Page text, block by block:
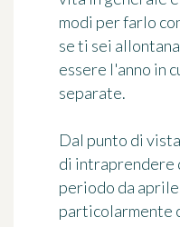
modi per farlo
se ti sei
essere l'anno in
separate.
Dal punto di
di intraprendere
periodo da
particolarmente